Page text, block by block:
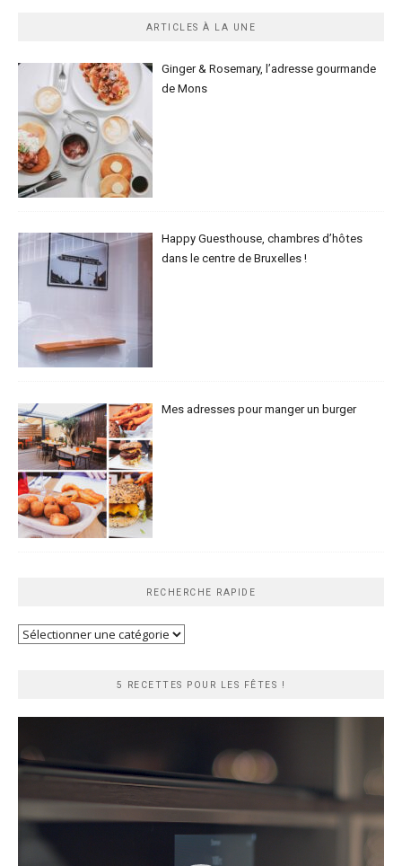
ARTICLES À LA UNE
Ginger & Rosemary, l’adresse gourmande
de Mons
Happy Guesthouse, chambres d’hôtes
dans le centre de Bruxelles !
Mes adresses pour manger un burger
RECHERCHE RAPIDE
Recherche
5 RECETTES POUR LES FÊTES !